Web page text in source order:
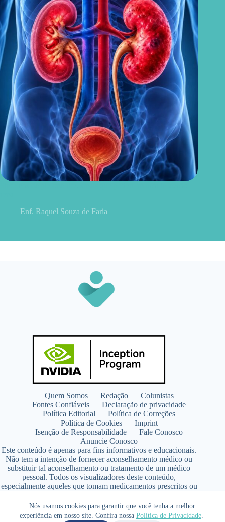
Nós usamos cookies para garantir que você tenha a melhor
experiência em nosso site. Confira nossa Política de Privacidade.
Enf. Raquel Souza de Faria
Quem Somos Redação
Colunistas
Fontes Confiáveis
Declaração de privacidade
Política Editorial
Política de Correções
Política de Cookies
Imprint
Isenção de Responsabilidade
Fale Conosco
Anuncie Conosco
Este conteúdo é apenas para fins informativos e educacionais.
Não tem a intenção de fornecer aconselhamento médico ou
substituir tal aconselhamento ou tratamento de um médico
pessoal. Todos os visualizadores deste conteúdo,
especialmente aqueles que tomam medicamentos prescritos ou
qualquer programa de nutrição, suplementação ou estilo de
vida.